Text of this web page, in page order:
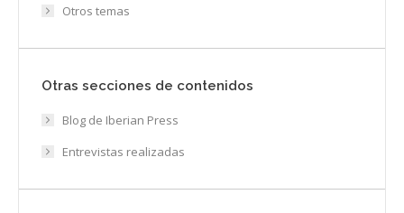
Otros temas
Otras secciones de contenidos
Blog de Iberian Press
Entrevistas realizadas